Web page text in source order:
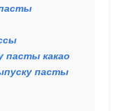
пасты какао
пасты